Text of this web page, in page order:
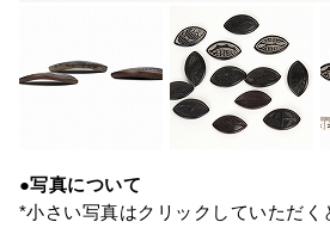
●写真について
*小さい写真はクリックしていただく